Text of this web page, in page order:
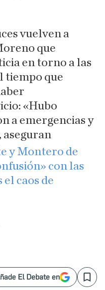
vuelven a
que
en torno a las
tiempo que
«Hubo
a emergencias y
aseguran
y Montero de
con las
el caos de
El Debate en Save